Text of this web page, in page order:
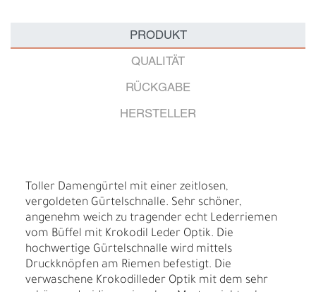
PRODUKT
QUALITÄT
RÜCKGABE
HERSTELLER
Toller Damengürtel mit einer zeitlosen,
vergoldeten Gürtelschnalle. Sehr schöner,
angenehm weich zu tragender echt Lederriemen
vom Büffel mit Krokodil Leder Optik. Die
hochwertige Gürtelschnalle wird mittels
Druckknöpfen am Riemen befestigt. Die
verwaschene Krokodilleder Optik mit dem sehr